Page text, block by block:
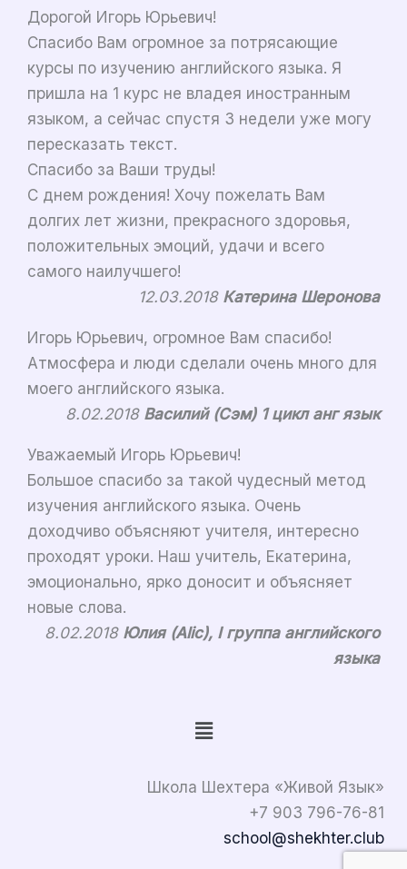
Дорогой Игорь Юрьевич!
Спасибо Вам огромное за потрясающие
курсы по изучению английского языка. Я
пришла на 1 курс не владея иностранным
языком, а сейчас спустя 3 недели уже могу
пересказать текст.
Спасибо за Ваши труды!
С днем рождения! Хочу пожелать Вам
долгих лет жизни, прекрасного здоровья,
положительных эмоций, удачи и всего
самого наилучшего!
12.03.2018 Катерина Шеронова
Игорь Юрьевич, огромное Вам спасибо!
Атмосфера и люди сделали очень много для
моего английского языка.
8.02.2018 Василий (Сэм) 1 цикл анг язык
Уважаемый Игорь Юрьевич!
Большое спасибо за такой чудесный метод
изучения английского языка. Очень
доходчиво объясняют учителя, интересно
проходят уроки. Наш учитель, Екатерина,
эмоционально, ярко доносит и объясняет
новые слова.
8.02.2018 Юлия (Alic), I группа английского
языка
Меню
Школа Шехтера «Живой Язык»
+7 903 796-76-81
school@shekhter.club